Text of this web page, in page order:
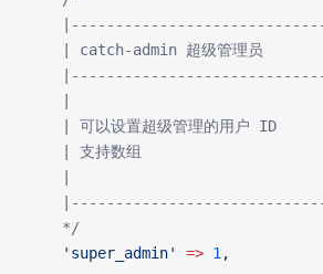
    | catch-admin 超级管理员
    | 可以设置超级管理的用户 ID
    | 支持数组
    */
    'super_admin'
=> 1 ,